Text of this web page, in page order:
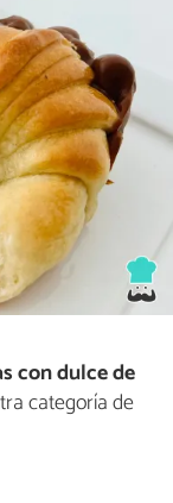
con dulce de
categoría de